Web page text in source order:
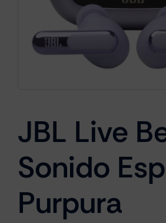
Smartwatches
Cámaras
Marcas
JBL Live
Sonido
Purpura